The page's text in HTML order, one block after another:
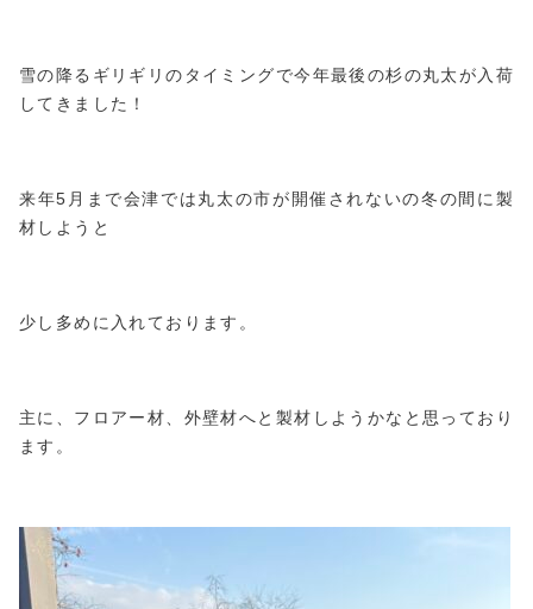
雪の降るギリギリのタイミングで今年最後の杉の丸太が入荷
してきました！
来年5月まで会津では丸太の市が開催されないの冬の間に製
材しようと
少し多めに入れております。
主に、フロアー材、外壁材へと製材しようかなと思っており
ます。